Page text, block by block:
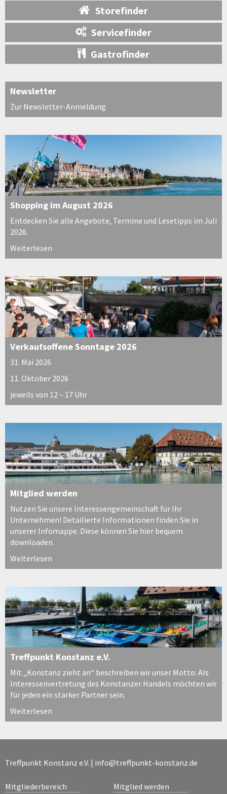
Storefinder
Servicefinder
Gastrofinder
Newsletter
Zur Newsletter-Anmeldung
Shopping im August 2026
Entdecken Sie alle Angebote, Termine und Lesetipps im Juli
2026.
Weiterlesen
Verkaufsoffene Sonntage 2026
31. Mai 2026
11. Oktober 2026
jeweils von 12 – 17 Uhr
Mitglied werden
Nutzen Sie unsere Interessengemeinschaft für Ihr
Unternehmen! Detailierte Informationen finden Sie in
unserer Infomappe. Diese können Sie hier bequem
downloaden.
Weiterlesen
Treffpunkt Konstanz e.V.
Mit „Konstanz zieht an“ beschreiben wir unser Motto: Als
Interessenvertretung des Konstanzer Handels möchten wir
für jeden ein starker Partner sein.
Weiterlesen
Treffpunkt Konstanz e.V. | info@treffpunkt-konstanz.de
Mitgliederbereich Mitglied werden